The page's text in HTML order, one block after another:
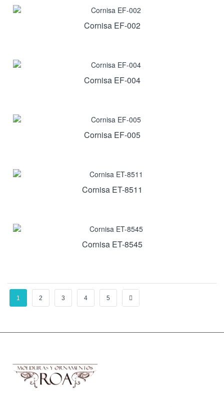
Cornisa EF-002
Cornisa EF-004
Cornisa EF-005
Cornisa ET-8511
Cornisa ET-8545
1 2 3 4 5 →